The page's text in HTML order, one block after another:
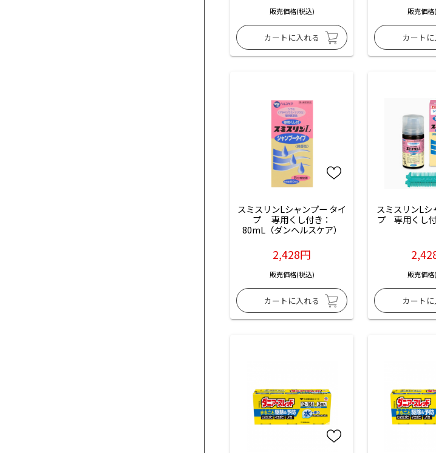
販売価格(税込) 販売価
スミスリンLシャンプー タイ
プ　 専用くし付き：
80mL（ダンヘルスケア）
2,428円
販売価格(税込)
スミスリンLシ
プ　専用くし
販売価